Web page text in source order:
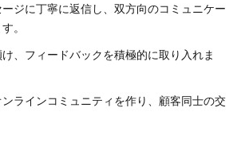
ジに丁寧に返信し、双方向のコミュニケー
。
、フィードバックを積極的に取り入れま
ラインコミュニティを作り、顧客同士の交